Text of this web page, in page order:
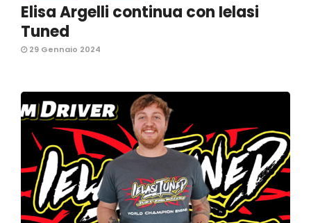
Elisa Argelli continua con Ielasi
Tuned
29 Gennaio 2024